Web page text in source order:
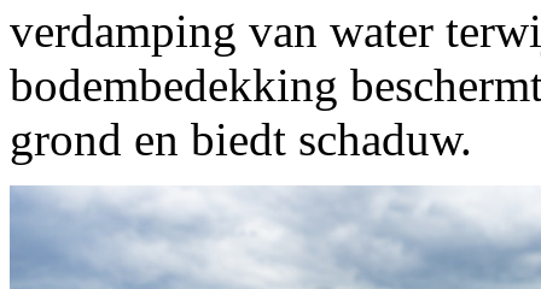
verdamping van water
bodembedekking
grond en biedt schaduw.